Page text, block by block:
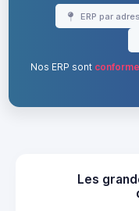
ERP par
Nos ERP sont
Les